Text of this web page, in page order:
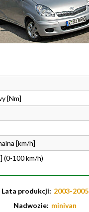
[Nm]
[km/h]
(0-100 km/h)
Lata produkcji: 2003-2005
Nadwozie: minivan